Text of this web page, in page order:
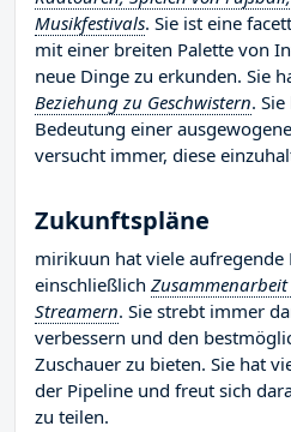
Musikfestivals. Sie ist eine
mit einer breiten Palette von
neue Dinge zu erkunden. Sie
Beziehung zu Geschwistern.
Bedeutung einer
versucht immer, diese
Zukunftspläne
mirikuun hat viele aufregende
einschließlich
Streamern. Sie strebt immer
verbessern und den
Zuschauer zu bieten. Sie hat
der Pipeline und freut sich
zu teilen.